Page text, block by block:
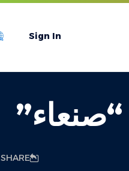
Sign In
“صنعاء”
SHARE